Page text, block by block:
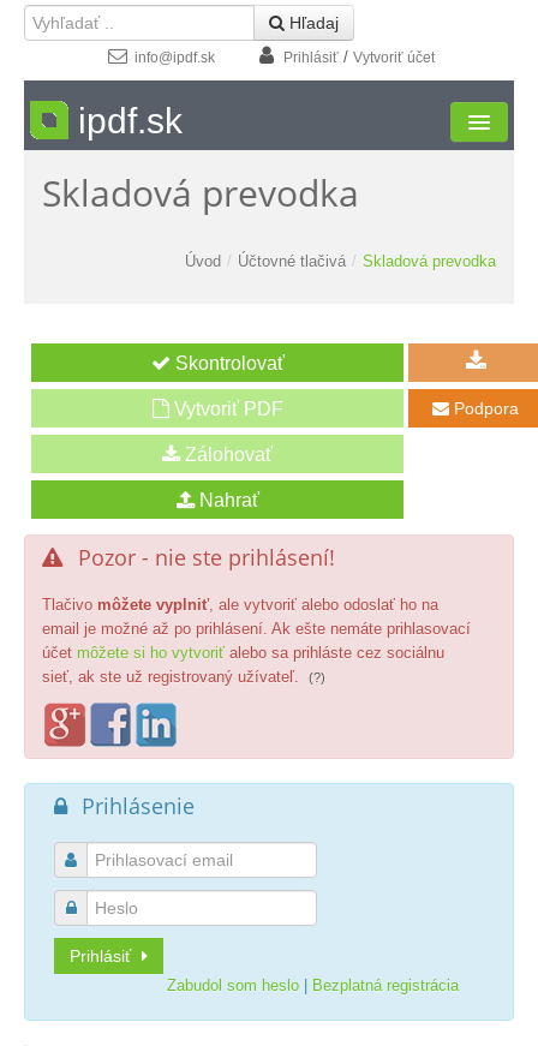
 Hľadaj
info@ipdf.sk Prihlásiť/ Vytvoriť účet
ipdf.sk
Formuláre
Kontakt
Skladová prevodka
Úvod / Účtovné tlačivá / Skladová prevodka
Vytvoriť PDF  Podpora
 Pozor - nie ste prihlásení!
Tlačivo môžete vyplniť, ale vytvoriť alebo odoslať ho na
email je možné až po prihlásení. Ak ešte nemáte prihlasovací
účet môžete si ho vytvoriť alebo sa prihláste cez sociálnu
sieť, ak ste už registrovaný užívateľ.
(?)
 Prihlásenie


Prihlásiť
Zabudol som heslo Bezplatná registrácia